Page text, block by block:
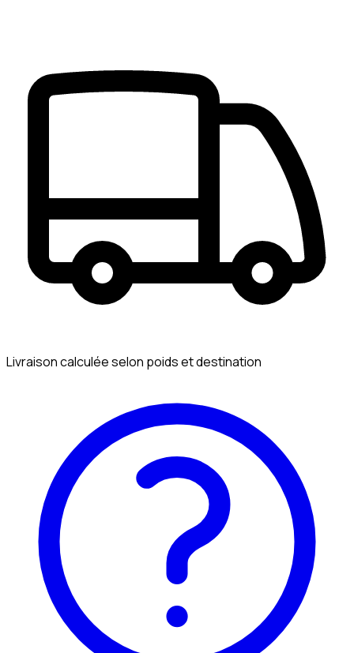
Livraison calculée selon poids et destination